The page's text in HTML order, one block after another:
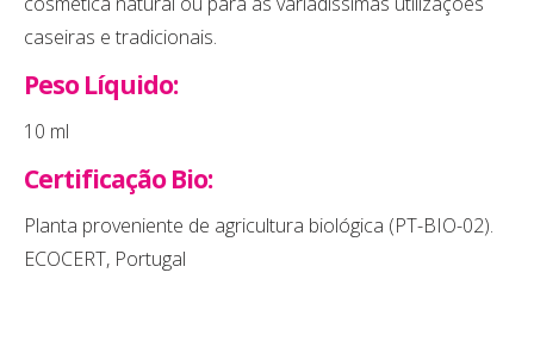
caseiras e tradicionais.
Peso Líquido:
10 ml
Certificação Bio:
Planta proveniente de agricultura biológica (PT-BIO-02).
ECOCERT, Portugal